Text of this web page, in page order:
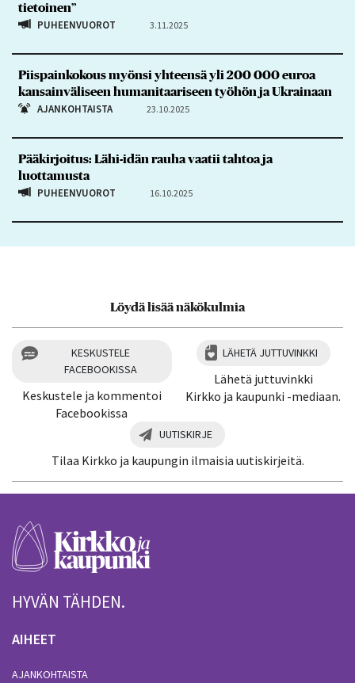
tietoinen”
PUHEENVUOROT 3.11.2025
Piispainkokous myönsi yhteensä yli 200 000 euroa
kansainväliseen humanitaariseen työhön ja Ukrainaan
AJANKOHTAISTA 23.10.2025
Pääkirjoitus: Lähi-idän rauha vaatii tahtoa ja
luottamusta
PUHEENVUOROT 16.10.2025
Löydä lisää näkökulmia
KESKUSTELE
FACEBOOKISSA
Keskustele ja kommentoi
Facebookissa
LÄHETÄ JUTTUVINKKI
Lähetä juttuvinkki
Kirkko ja kaupunki -mediaan.
UUTISKIRJE
Tilaa Kirkko ja kaupungin ilmaisia uutiskirjeitä.
HYVÄN TÄHDEN.
AIHEET
AJANKOHTAISTA